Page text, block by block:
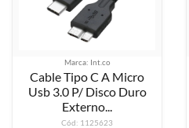
Marca: Int.co
Cable Tipo C A Micro
Usb 3.0 P/ Disco Duro
Externo...
Cód: 1125623